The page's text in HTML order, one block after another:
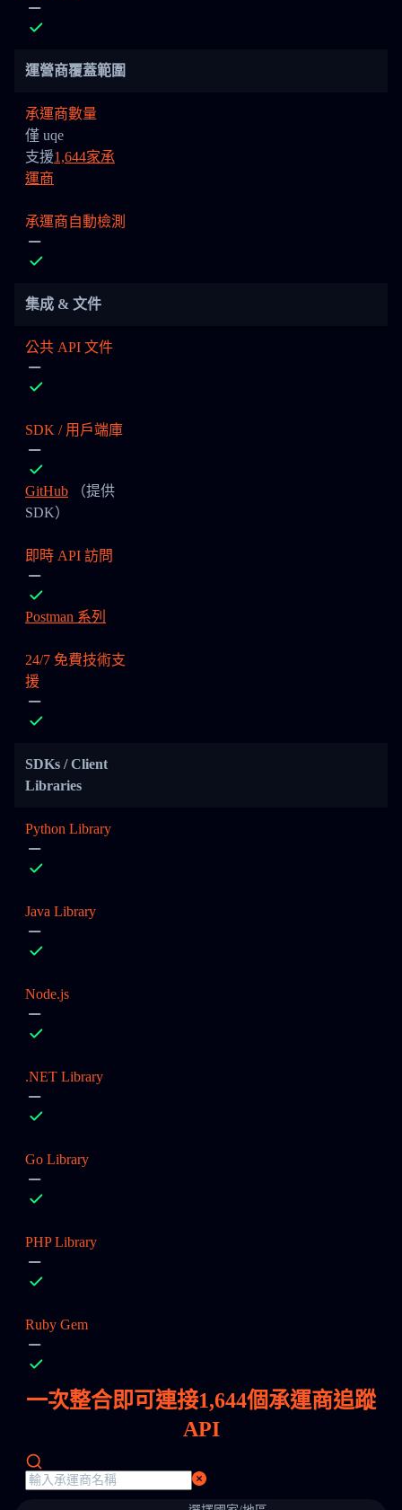
運營商覆蓋範圍
承運商數量
僅 uqe
支援1,644家承
運商
承運商自動檢測
集成 & 文件
公共 API 文件
SDK / 用戶端庫
GitHub （提供
SDK）
即時 API 訪問
Postman 系列
24/7 免費技術支
援
SDKs / Client
Libraries
Python Library
Java Library
Node.js
.NET Library
Go Library
PHP Library
Ruby Gem
一次整合即可連接1,644個承運商追蹤
API